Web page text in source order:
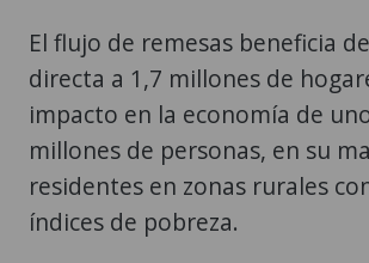
El flujo de remesas beneficia
directa a 1,7 millones de
impacto en la economía de
millones de personas, en su
residentes en zonas rurales
índices de pobreza.